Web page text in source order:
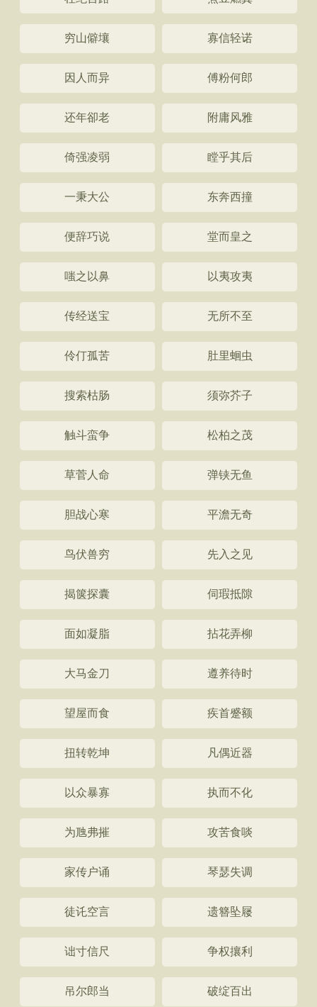
穷山僻壤 寡信轻诺
因人而异 傅粉何郎
还年卻老 附庸风雅
倚强凌弱 瞠乎其后
一秉大公 东奔西撞
便辞巧说 堂而皇之
嗤之以鼻 以夷攻夷
传经送宝 无所不至
伶仃孤苦 肚里蛔虫
搜索枯肠 须弥芥子
触斗蛮争 松柏之茂
草菅人命 弹铗无鱼
胆战心寒 平澹无奇
鸟伏兽穷 先入之见
揭箧探囊 伺瑕抵隙
面如凝脂 拈花弄柳
大马金刀 遵养待时
望屋而食 疾首蹙额
扭转乾坤 凡偶近器
以众暴寡 执而不化
为虺弗摧 攻苦食啖
家传户诵 琴瑟失调
徒讬空言 遗簪坠屦
诎寸信尺 争权攘利
吊尔郎当 破绽百出